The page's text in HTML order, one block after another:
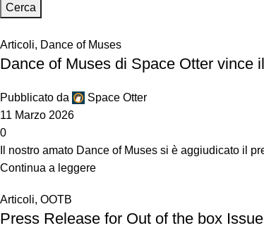
Cerca
Articoli, Dance of Muses
Dance of Muses di Space Otter vince
Pubblicato da
Space Otter
11 Marzo 2026
0
Il nostro amato Dance of Muses si è aggiudicato il
Continua a leggere
Articoli, OOTB
Press Release for Out of the box